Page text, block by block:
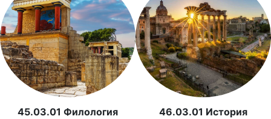
45.03.01 Филология 46.03.01 История